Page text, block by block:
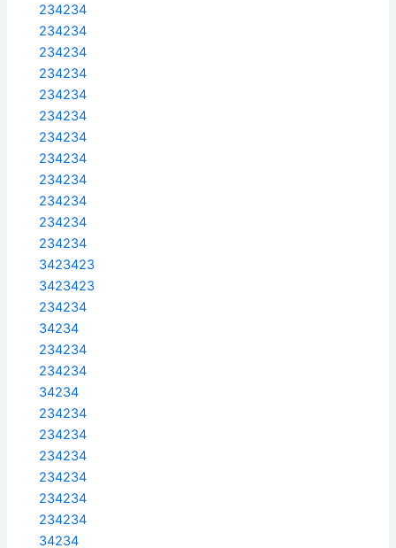
234234
234234
234234
234234
234234
234234
234234
234234
234234
234234
234234
234234
3423423
3423423
234234
34234
234234
234234
34234
234234
234234
234234
234234
234234
234234
34234